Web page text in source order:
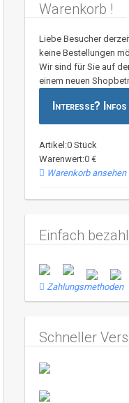
Warenkorb !
Liebe Besucher
keine Bestellungen
Wir sind für Sie auf
einem neuen
Interesse?
Artikel:0 Stück
Warenwert:0 €
Warenkorb ansehen
Einfach
Zahlungsmethoden
Schneller